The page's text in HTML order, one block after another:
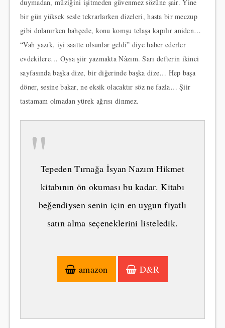
duymadan, müziğini işitmeden güvenmez sözüne şair. Yine
bir gün yüksek sesle tekrarlarken dizeleri, hasta bir meczup
gibi dolanırken bahçede, konu komşu telaşa kapılır aniden…
“Vah yazık, iyi saatte olsunlar geldi” diye haber ederler
evdekilere… Oysa şiir yazmakta Nâzım. Sarı defterin ikinci
sayfasında başka dize, bir diğerinde başka dize… Hep başa
döner, sesine bakar, ne eksik olacaktır söz ne fazla… Şiir
tastamam olmadan yürek ağrısı dinmez.
"Tepeden Tırnağa İsyan Nazım Hikmet
kitabının ön okuması bu kadar. Kitabı
beğendiysen senin için en uygun fiyatlı
satın alma seçeneklerini listeledik.
amazon D&R